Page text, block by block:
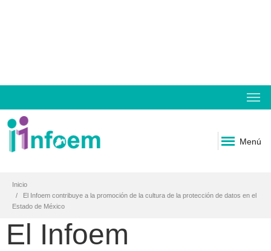
Menú
Inicio
El Infoem contribuye a la promoción de la cultura de la protección de datos en el
Estado de México
El Infoem